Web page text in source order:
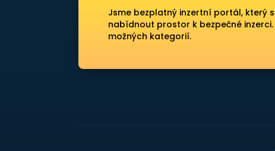
Jsme bezplatný inzertní portál, který
nabídnout prostor k bezpečné
možných kategorií.